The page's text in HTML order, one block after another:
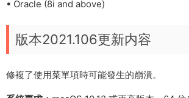
• Oracle (8i and above)
版本2021.106更新内容
修複了使用菜單項時可能發生的崩潰。